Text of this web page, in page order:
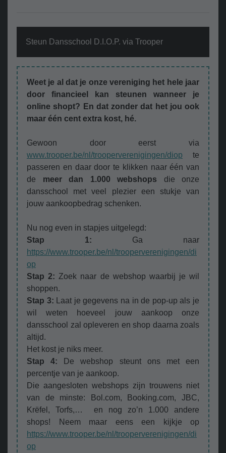
Steun Dansschool D.I.O.P. via Trooper
Weet je al dat je onze vereniging het hele jaar
door financieel kan steunen wanneer je
online shopt? En dat zonder dat het jou ook
maar één cent extra kost, hé.
Gewoon door eerst via
www.trooper.be/nl/trooperverenigingen/diop te
passeren en daar door te klikken naar één van
de meer dan 1.000 webshops die onze
dansschool met veel plezier een stukje van
jouw aankoopbedrag schenken.
Nu nog even in stapjes uitgelegd:
Stap 1: Ga naar
https://www.trooper.be/nl/trooperverenigingen/di
op
Stap 2: Zoek naar de webshop waarbij je wil
shoppen.
Stap 3: Laat je gegevens na in de pop-up als je
wil weten hoeveel jouw aankoop onze
dansschool zal opleveren en shop daarna zoals
altijd.
Het kost je niks meer.
Stap 4:
De webshop steunt ons met een
percentje van je aankoop.
Die aangesloten webshops zijn trouwens niet
van de minste: Bol.com, Booking.com, JBC,
Krëfel, Torfs,… en nog zo’n 1.000 andere
shops! Neem maar eens een kijkje op
https://www.trooper.be/nl/trooperverenigingen/di
op